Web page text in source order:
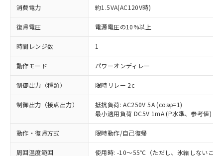
消費電力 約1.5VA(AC120V時)
復帰電圧 電源電圧の10%以上
時間レンジ数 1
動作モード パワーオンディレー
制御出力（種類） 限時リレー 2c
制御出力（接点出力）
抵抗負荷: AC250V 5A (cosφ=1)
最小適用負荷 DC5V 1mA (P水準、参考値)
動作・復帰方式 限時動作/自己復帰
周囲温度範囲
使用時: -10～55℃（ただし、氷結しないこと